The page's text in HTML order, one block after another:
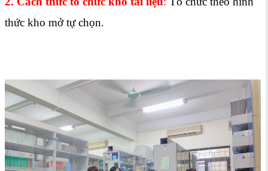
thức kho mở tự chọn.